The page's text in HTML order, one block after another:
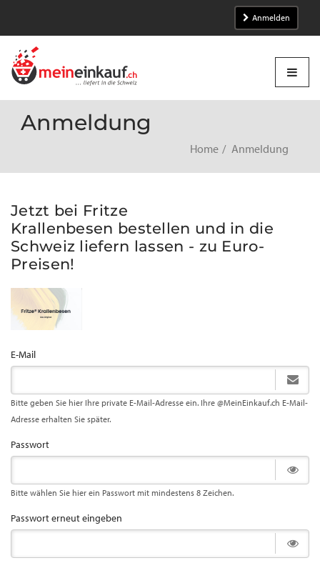
Anmelden
Anmeldung
Home Anmeldung
Jetzt bei Fritze
Krallenbesen bestellen und in die
Schweiz liefern lassen - zu Euro-
Preisen!
E-Mail
Bitte geben Sie hier Ihre private E-Mail-Adresse ein. Ihre @MeinEinkauf.ch E-Mail-
Adresse erhalten Sie später.
Passwort
Bitte wählen Sie hier ein Passwort mit mindestens 8 Zeichen.
Passwort erneut eingeben